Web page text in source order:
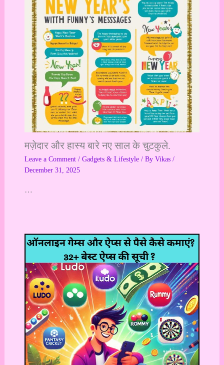
मज़ेदार और हास्य बारे नए साल के चुटकुले.
Leave a Comment / Gadgets & Lifestyle/ By Vikas /
December 31, 2025
…